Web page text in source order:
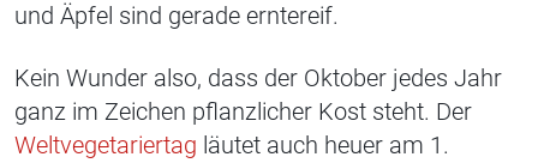
und Äpfel sind gerade erntereif.
Kein Wunder also, dass der Oktober jedes Jahr
ganz im Zeichen pflanzlicher Kost steht. Der
Weltvegetariertag läutet auch heuer am 1.